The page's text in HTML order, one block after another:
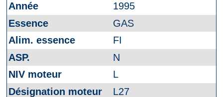
1995
GAS
FI
N
L
L27